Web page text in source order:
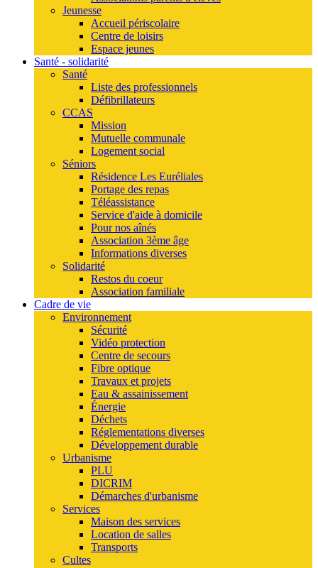
Jeunesse
Accueil périscolaire
Centre de loisirs
Espace jeunes
Santé - solidarité
Santé
Liste des professionnels
Défibrillateurs
CCAS
Mission
Mutuelle communale
Logement social
Séniors
Résidence Les Euréliales
Portage des repas
Téléassistance
Service d'aide à domicile
Pour nos aînés
Association 3ème âge
Informations diverses
Solidarité
Restos du coeur
Association familiale
Cadre de vie
Environnement
Sécurité
Vidéo protection
Centre de secours
Fibre optique
Travaux et projets
Eau & assainissement
Énergie
Déchets
Réglementations diverses
Développement durable
Urbanisme
PLU
DICRIM
Démarches d'urbanisme
Services
Maison des services
Location de salles
Transports
Cultes